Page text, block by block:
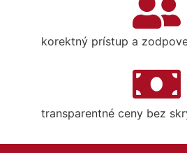
korektný prístup a
transparentné ceny bez